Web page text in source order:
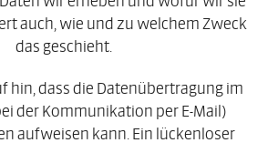
auch, wie und zu welchem Zweck
das geschieht.
hin, dass die Datenübertragung im
der Kommunikation per E-Mail)
aufweisen kann. Ein lückenloser